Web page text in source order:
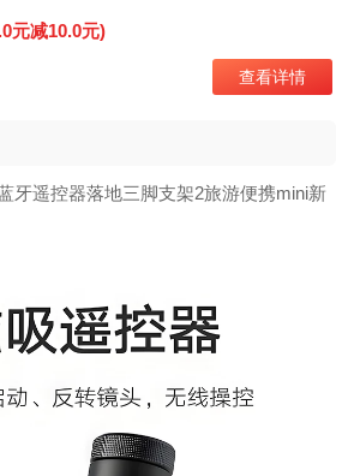
元减10.0元)
查看详情
牙遥控器落地三脚支架2旅游便携mini新